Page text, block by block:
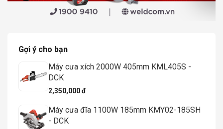
Gợi ý cho bạn
Máy cưa xích 2000W 405mm KML405S -
DCK
2,350,000 đ
Máy cưa đĩa 1100W 185mm KMY02-185SH
- DCK